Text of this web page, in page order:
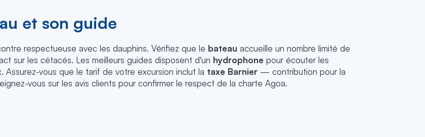
et son guide
respectueuse avec les dauphins. Vérifiez que le bateau accueille un nombre limité de
sur les cétacés. Les meilleurs guides disposent d'un hydrophone pour écouter les
Assurez-vous que le tarif de votre excursion inclut la taxe Barnier — contribution pour la
vous sur les avis clients pour confirmer le respect de la charte Agoa.